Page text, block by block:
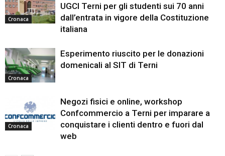
Cronaca
UGCI Terni per gli studenti sui 70 anni
dall’entrata in vigore della Costituzione
italiana
Cronaca
Esperimento riuscito per le donazioni
domenicali al SIT di Terni
Cronaca
Negozi fisici e online, workshop
Confcommercio a Terni per imparare a
conquistare i clienti dentro e fuori dal
web